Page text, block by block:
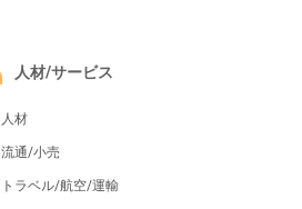
人材/サービス
人材
流通/小売
トラベル/航空/運輸